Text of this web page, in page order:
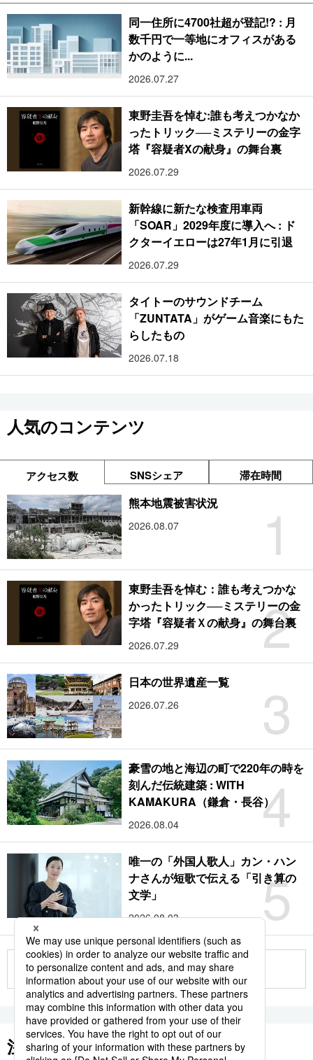
同一住所に4700社超が登記!? : 月
数千円で一等地にオフィスがある
かのように...
2026.07.27
東野圭吾を悼む:誰も考えつかなか
ったトリック──ミステリーの金字
塔『容疑者Xの献身』の舞台裏
2026.07.29
新幹線に新たな検査用車両
「SOAR」2029年度に導入へ : ド
クターイエローは27年1月に引退
2026.07.29
タイトーのサウンドチーム
「ZUNTATA」がゲーム音楽にもた
らしたもの
2026.07.18
人気のコンテンツ
アクセス数 SNSシェア 滞在時間
1
熊本地震被害状況
2026.08.07
2
東野圭吾を悼む：誰も考えつかな
かったトリック──ミステリーの金
字塔『容疑者Ｘの献身』の舞台裏
2026.07.29
3
日本の世界遺産一覧
2026.07.26
4
豪雪の地と海辺の町で220年の時を
刻んだ伝統建築 : WITH
KAMAKURA（鎌倉・長谷）
2026.08.04
5
唯一の「外国人歌人」カン・ハン
ナさんが短歌で伝える「引き算の
文学」
2026.08.03
もっと見る
注目のキーワード